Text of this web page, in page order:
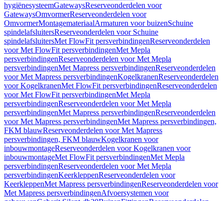
hygiënesysteemGatewaysReserveonderdelen voor
GatewaysOmvormerReserveonderdelen voor
OmvormerMontagemateriaalArmaturen voor buizenSchuine
spindelafsluitersReserveonderdelen voor Schuine
spindelafsluitersMet FlowFit persverbindingenReserveonderdelen
voor Met FlowFit persverbindingenMet Mepla
persverbindingenReserveonderdelen voor Met Mepla
persverbindingenMet Mapress persverbindingenReserveonderdelen
voor Met Mapress persverbindingenKogelkranenReserveonderdelen
voor KogelkranenMet FlowFit persverbindingenReserveonderdelen
voor Met FlowFit persverbindingenMet Mepla
persverbindingenReserveonderdelen voor Met Mepla
persverbindingenMet Mapress persverbindingenReserveonderdelen
voor Met Mapress persverbindingenMet Mapress persverbindingen,
FKM blauwReserveonderdelen voor Met Mapress
persverbindingen, FKM blauwKogelkranen voor
inbouwmontageReserveonderdelen voor Kogelkranen voor
inbouwmontageMet FlowFit persverbindingenMet Mepla
persverbindingenReserveonderdelen voor Met Mepla
persverbindingenKeerkleppenReserveonderdelen voor
KeerkleppenMet Mapress persverbindingenReserveonderdelen voor
Met Mapress persverbindingenAfvoersystemen voor